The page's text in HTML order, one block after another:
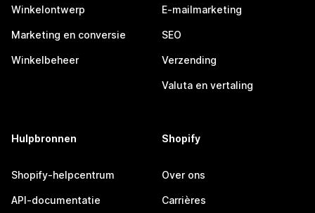
Winkelontwerp
Marketing en conversie
Winkelbeheer
E-mailmarketing
SEO
Verzending
Valuta en vertaling
Hulpbronnen
Shopify-helpcentrum
API-documentatie
Shopify
Over ons
Carrières